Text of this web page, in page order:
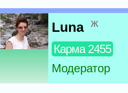
Luna ж
Карма 2455
Модератор